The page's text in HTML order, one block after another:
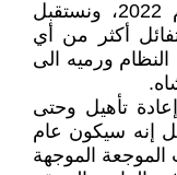
العالم کله، ولذلك فإننا إذ نودع العام 2022، ونستقبل
أکثر من أي
ورميه الى
إعادة تأهيل وحتى
بل إنه سيکون عام
الموجعة الموجهة